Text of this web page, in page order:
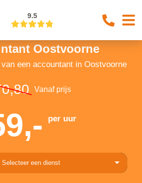
9.5
Oostvoorne
een accountant in Oostvoorne
Vanaf prijs
per uur
Selecteer een dienst